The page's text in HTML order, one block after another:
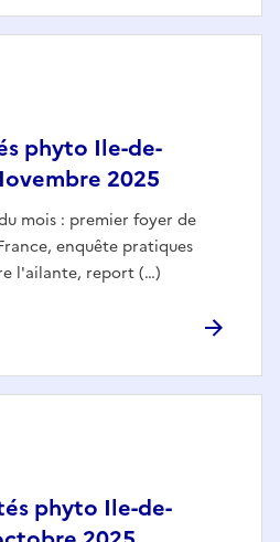
phyto Ile-de-
2025
mois : premier foyer de
enquête pratiques
l'ailante, report (…)
phyto Ile-de-